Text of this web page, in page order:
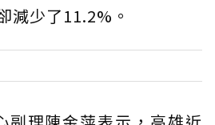
減少了11.2%。